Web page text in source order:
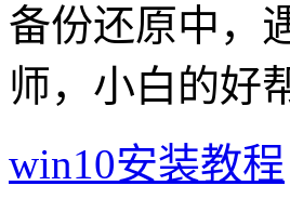
备份还原中，
师，小白的好
win10安装教程